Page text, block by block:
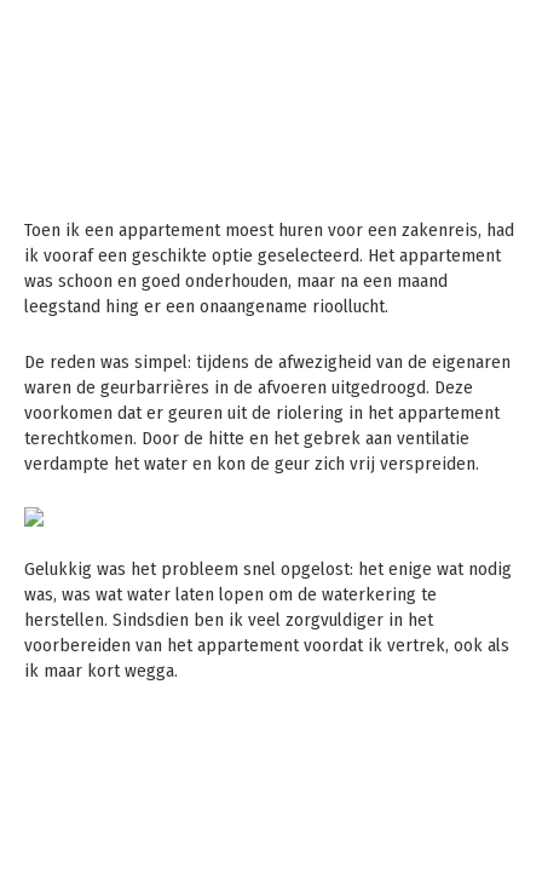
Toen ik een appartement moest huren voor een zakenreis, had
ik vooraf een geschikte optie geselecteerd. Het appartement
was schoon en goed onderhouden, maar na een maand
leegstand hing er een onaangename rioollucht.
De reden was simpel: tijdens de afwezigheid van de eigenaren
waren de geurbarrières in de afvoeren uitgedroogd. Deze
voorkomen dat er geuren uit de riolering in het appartement
terechtkomen. Door de hitte en het gebrek aan ventilatie
verdampte het water en kon de geur zich vrij verspreiden.
Gelukkig was het probleem snel opgelost: het enige wat nodig
was, was wat water laten lopen om de waterkering te
herstellen. Sindsdien ben ik veel zorgvuldiger in het
voorbereiden van het appartement voordat ik vertrek, ook als
ik maar kort wegga.